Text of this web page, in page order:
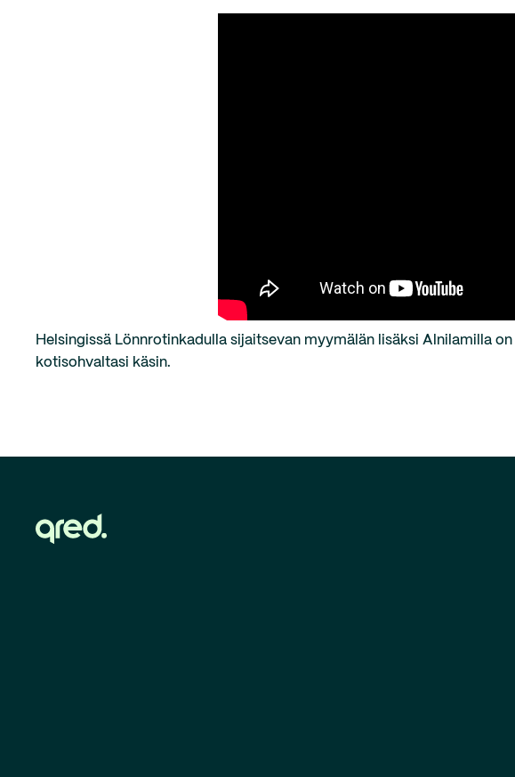
Helsingissä Lönnrotinkadulla sijaitsevan myymälän lisäksi Alnilamilla on
kotisohvaltasi käsin.